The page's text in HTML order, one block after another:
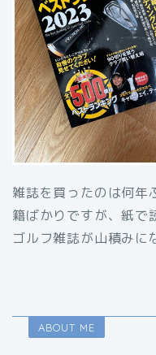
雑誌を買ったのは何年
籍ばかりですが、紙で
ゴルフ雑誌が山積みに
ABOUT ME